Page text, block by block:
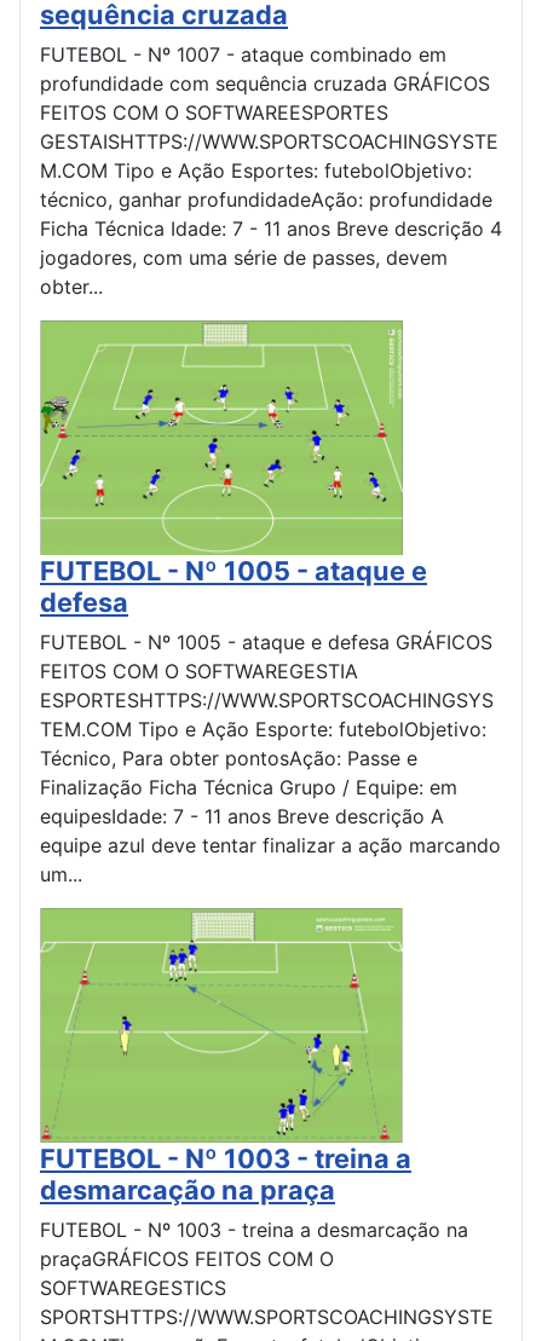
sequência cruzada
FUTEBOL - Nº 1007 - ataque combinado em
profundidade com sequência cruzada GRÁFICOS
FEITOS COM O SOFTWAREESPORTES
GESTAISHTTPS://WWW.SPORTSCOACHINGSYSTE
M.COM Tipo e Ação Esportes: futebolObjetivo:
técnico, ganhar profundidadeAção: profundidade
Ficha Técnica Idade: 7 - 11 anos Breve descrição 4
jogadores, com uma série de passes, devem
obter...
FUTEBOL - Nº 1005 - ataque e
defesa
FUTEBOL - Nº 1005 - ataque e defesa GRÁFICOS
FEITOS COM O SOFTWAREGESTIA
ESPORTESHTTPS://WWW.SPORTSCOACHINGSYS
TEM.COM Tipo e Ação Esporte: futebolObjetivo:
Técnico, Para obter pontosAção: Passe e
Finalização Ficha Técnica Grupo / Equipe: em
equipesIdade: 7 - 11 anos Breve descrição A
equipe azul deve tentar finalizar a ação marcando
um...
FUTEBOL - Nº 1003 - treina a
desmarcação na praça
FUTEBOL - Nº 1003 - treina a desmarcação na
praçaGRÁFICOS FEITOS COM O
SOFTWAREGESTICS
SPORTSHTTPS://WWW.SPORTSCOACHINGSYSTE